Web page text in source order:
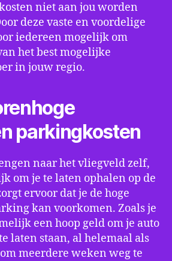
niet aan jou worden
deze vaste en voordelige
iedereen mogelijk om
het best mogelijke
in jouw regio.
parkingkosten
naar het vliegveld zelf,
om je te laten ophalen op de
ervoor dat je de hoge
kan voorkomen. Zoals je
een hoop geld om je auto
laten staan, al helemaal als
meerdere weken weg te